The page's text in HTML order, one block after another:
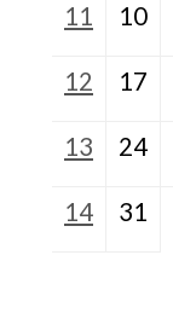
11 10
12 17
13 24
14 31